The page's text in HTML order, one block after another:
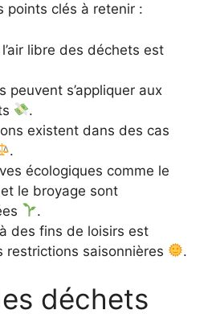
points clés à retenir :
libre des déchets est
peuvent s’appliquer aux
.
existent dans des cas
.
écologiques comme le
le broyage sont
.
des fins de loisirs est
restrictions saisonnières
.
déchets